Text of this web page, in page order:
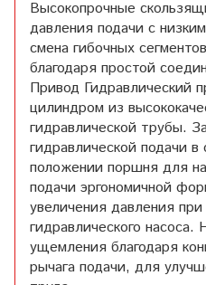
Высокопрочные
давления подачи с
смена гибочных
благодаря простой
Привод Гидравлический
цилиндром из
гидравлической трубы.
гидравлической подачи
положении поршня для
подачи эргономичной
увеличения давления
гидравлического насоса.
ущемления благодаря
рычага подачи, для